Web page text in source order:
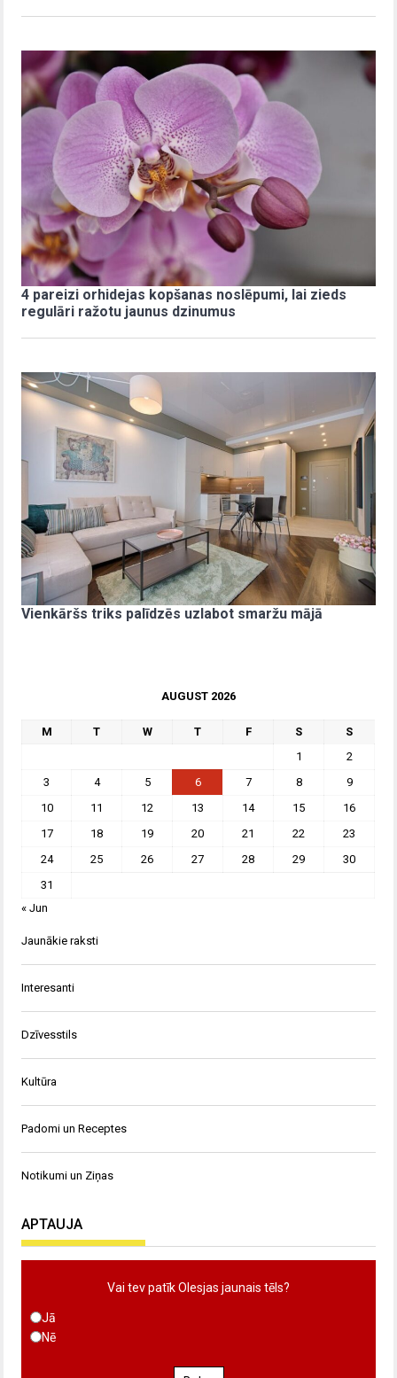
4 pareizi orhidejas kopšanas noslēpumi, lai zieds
regulāri ražotu jaunus dzinumus
Vienkāršs triks palīdzēs uzlabot smaržu mājā
AUGUST 2026
M T W T F S
S
1
2
3
4 5 6 7 8
9
10
11 12 13 14 15
16
17
18 19 20 21 22
23
24
25 26 27 28 29
30
31
« Jun
Jaunākie raksti
Interesanti
Dzīvesstils
Kultūra
Padomi un Receptes
Notikumi un Ziņas
APTAUJA
Vai tev patīk Olesjas jaunais tēls?
Jā
Nē